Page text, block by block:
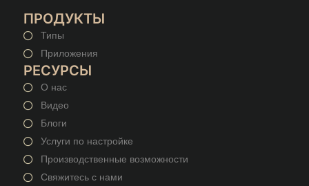
ПРОДУКТЫ
Типы
Приложения
РЕСУРСЫ
О нас
Видео
Блоги
Услуги по настройке
Производственные возможности
Свяжитесь с нами